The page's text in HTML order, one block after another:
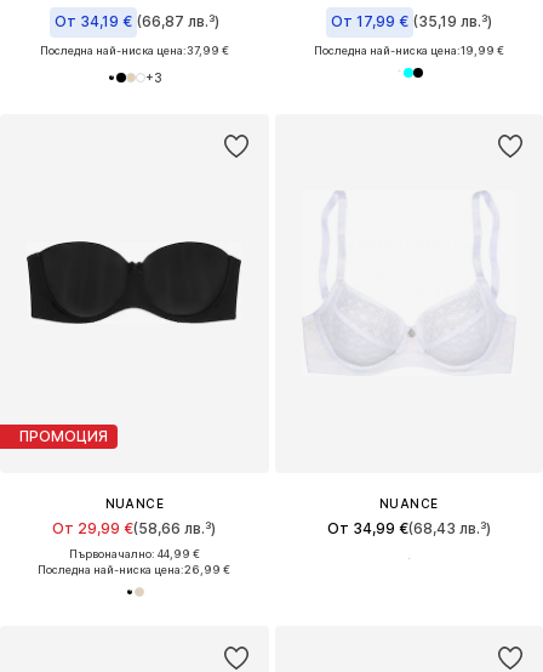
От 34,19 € (66,87 лв.³)
Последна най-ниска цена:37,99 €
+3
От 17,99 € (35,19 лв.³)
Последна най-ниска цена:19,99 €
ПРОМОЦИЯ
NUANCE
От 29,99 €(58,66 лв.³)
Първоначално: 44,99 €
Последна най-ниска цена:26,99 €
NUANCE
От 34,99 €(68,43 лв.³)